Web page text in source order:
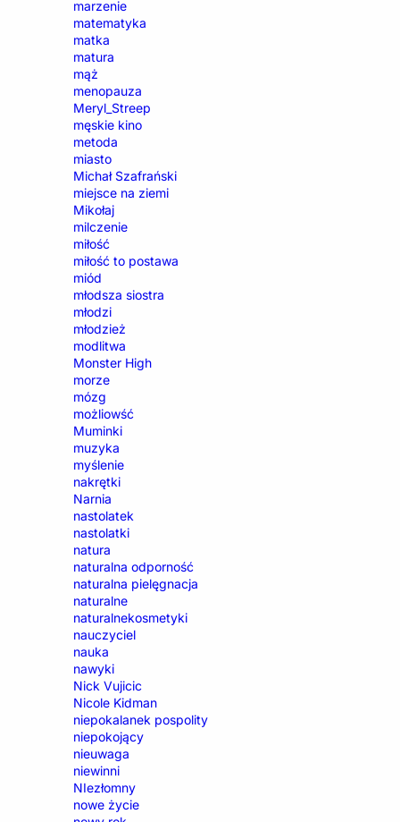
marzenie
matematyka
matka
matura
mąż
menopauza
Meryl_Streep
męskie kino
metoda
miasto
Michał Szafrański
miejsce na ziemi
Mikołaj
milczenie
miłość
miłość to postawa
miód
młodsza siostra
młodzi
młodzież
modlitwa
Monster High
morze
mózg
możliowść
Muminki
muzyka
myślenie
nakrętki
Narnia
nastolatek
nastolatki
natura
naturalna odporność
naturalna pielęgnacja
naturalne
naturalnekosmetyki
nauczyciel
nauka
nawyki
Nick Vujicic
Nicole Kidman
niepokalanek pospolity
niepokojący
nieuwaga
niewinni
NIezłomny
nowe życie